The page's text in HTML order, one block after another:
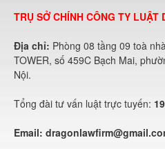
TRỤ SỞ CHÍNH CÔNG TY LUẬT
Địa chỉ: Phòng 08 tầng 09 toà
TOWER, số 459C Bạch Mai,
Nội.
Tổng đài tư vấn luật trực tuyến:
Email: